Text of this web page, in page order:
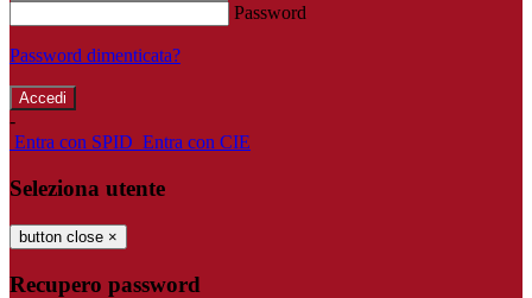
Password
Password dimenticata?
-
Entra con SPID Entra con CIE
Seleziona utente
button close ×
Recupero password